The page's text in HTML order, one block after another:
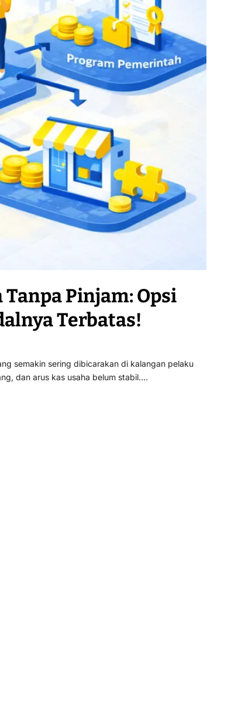
Pinjam: Opsi
Terbatas!
semakin sering dibicarakan di kalangan pelaku
dan arus kas usaha belum stabil.…